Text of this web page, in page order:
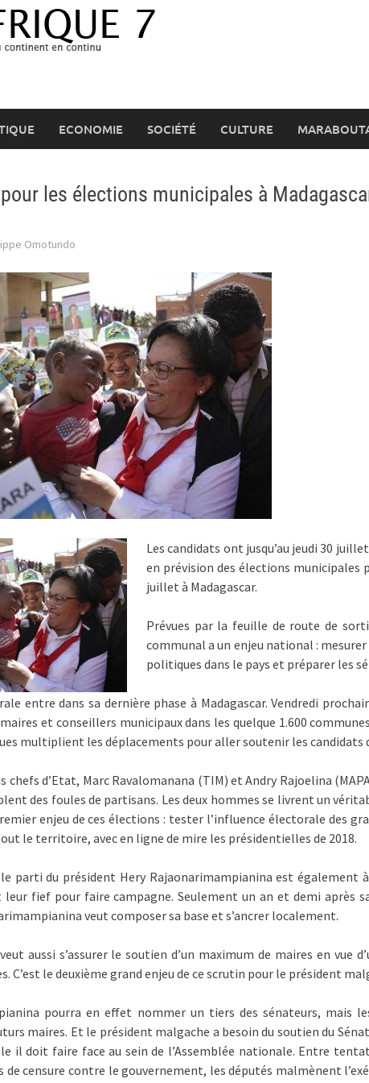
ECONOMIE SOCIÉTÉ CULTURE
les élections municipales à
Omotundo
Les candidats ont jusqu’au jeudi 30
en prévision des élections municipales
juillet à Madagascar.
Prévues par la feuille de route de
communal a un enjeu national :
politiques dans le pays et préparer les
entre dans sa dernière phase à Madagascar. Vendredi
et conseillers municipaux dans les quelque 1.600
multiplient les déplacements pour aller soutenir les candidats
chefs d’Etat, Marc Ravalomanana (TIM) et Andry Rajoelina
des foules de partisans. Les deux hommes se livrent un
enjeu de ces élections : tester l’influence électorale des
le territoire, avec en ligne de mire les présidentielles de 2018.
parti du président Hery Rajaonarimampianina est également
fief pour faire campagne. Seulement un an et demi après
veut composer sa base et s’ancrer localement.
aussi s’assurer le soutien d’un maximum de maires en vue
C’est le deuxième grand enjeu de ce scrutin pour le président
pourra en effet nommer un tiers des sénateurs, mais
maires. Et le président malgache a besoin du soutien du
il doit faire face au sein de l’Assemblée nationale. Entre
censure contre le gouvernement, les députés malmènent